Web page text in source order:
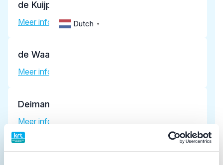
Dutch ▼
de Kuijper, M.C.F.M.
Meer informatie tandarts
de Waal, Y.C.M.
Meer informatie tandarts
Deiman, F.H.
Meer informatie tandarts
Hoeksema, A.R.